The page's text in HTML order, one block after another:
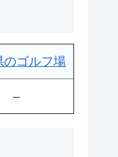
のゴルフ場
–